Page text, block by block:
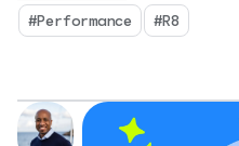
Spotlight.
degli sviluppatori, gli
esattamente dove le
#Performance #R8